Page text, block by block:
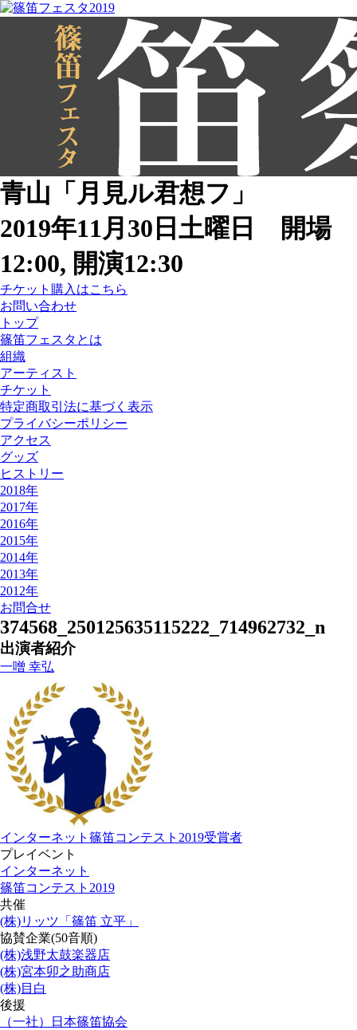
青山「月見ル君想フ」
2019年11月30日土曜日 開場
12:00, 開演12:30
チケット購入はこちら
お問い合わせ
トップ
篠笛フェスタとは
組織
アーティスト
チケット
特定商取引法に基づく表示
プライバシーポリシー
アクセス
グッズ
ヒストリー
2018年
2017年
2016年
2015年
2014年
2013年
2012年
お問合せ
374568_250125635115222_714962732_n
出演者紹介
一噌 幸弘
インターネット篠笛コンテスト2019受賞者
プレイベント
インターネット
篠笛コンテスト2019
共催
(株)リッツ「篠笛 立平」
協賛企業(50音順)
(株)浅野太鼓楽器店
(株)宮本卯之助商店
(株)目白
後援
（一社）日本篠笛協会